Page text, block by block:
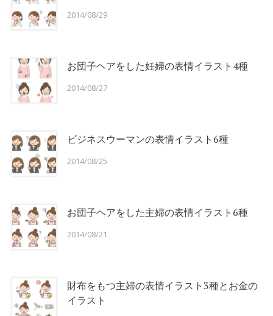
2014/08/29
お団子ヘアをした妊婦の表情イラスト4種
2014/08/27
ビジネスウーマンの表情イラスト6種
2014/08/25
お団子ヘアをした主婦の表情イラスト6種
2014/08/21
財布をもつ主婦の表情イラスト3種とお金の
イラスト